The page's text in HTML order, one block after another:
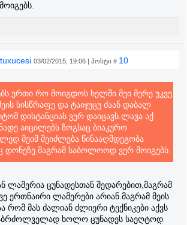
03/02/2015, 19:06 | პოსტი # 10
რო მოიგდოს ხელში მეი მერე უკვე
სისწრაფე და ტაიჯუცუ ძაან დაბალ
დისტანციას ვერ დაიცავს.ლავა აქ
აიცილებს ზოგსაც ბიაკურო
მეიმ შეიძლება წინააღმდეგობა
დონეზე მაგრამ საბოლოოდ ვერ მოიგებს.
ლამერია ცუნადესთან შედარებით,მაგრამ
ერთნაირი ლამერები არიან.მაგრამ მეის
რომ მას ძალიან ძლიერი ტექნიკები აქვს
ხოლო ცუნადეს საეღტოდ